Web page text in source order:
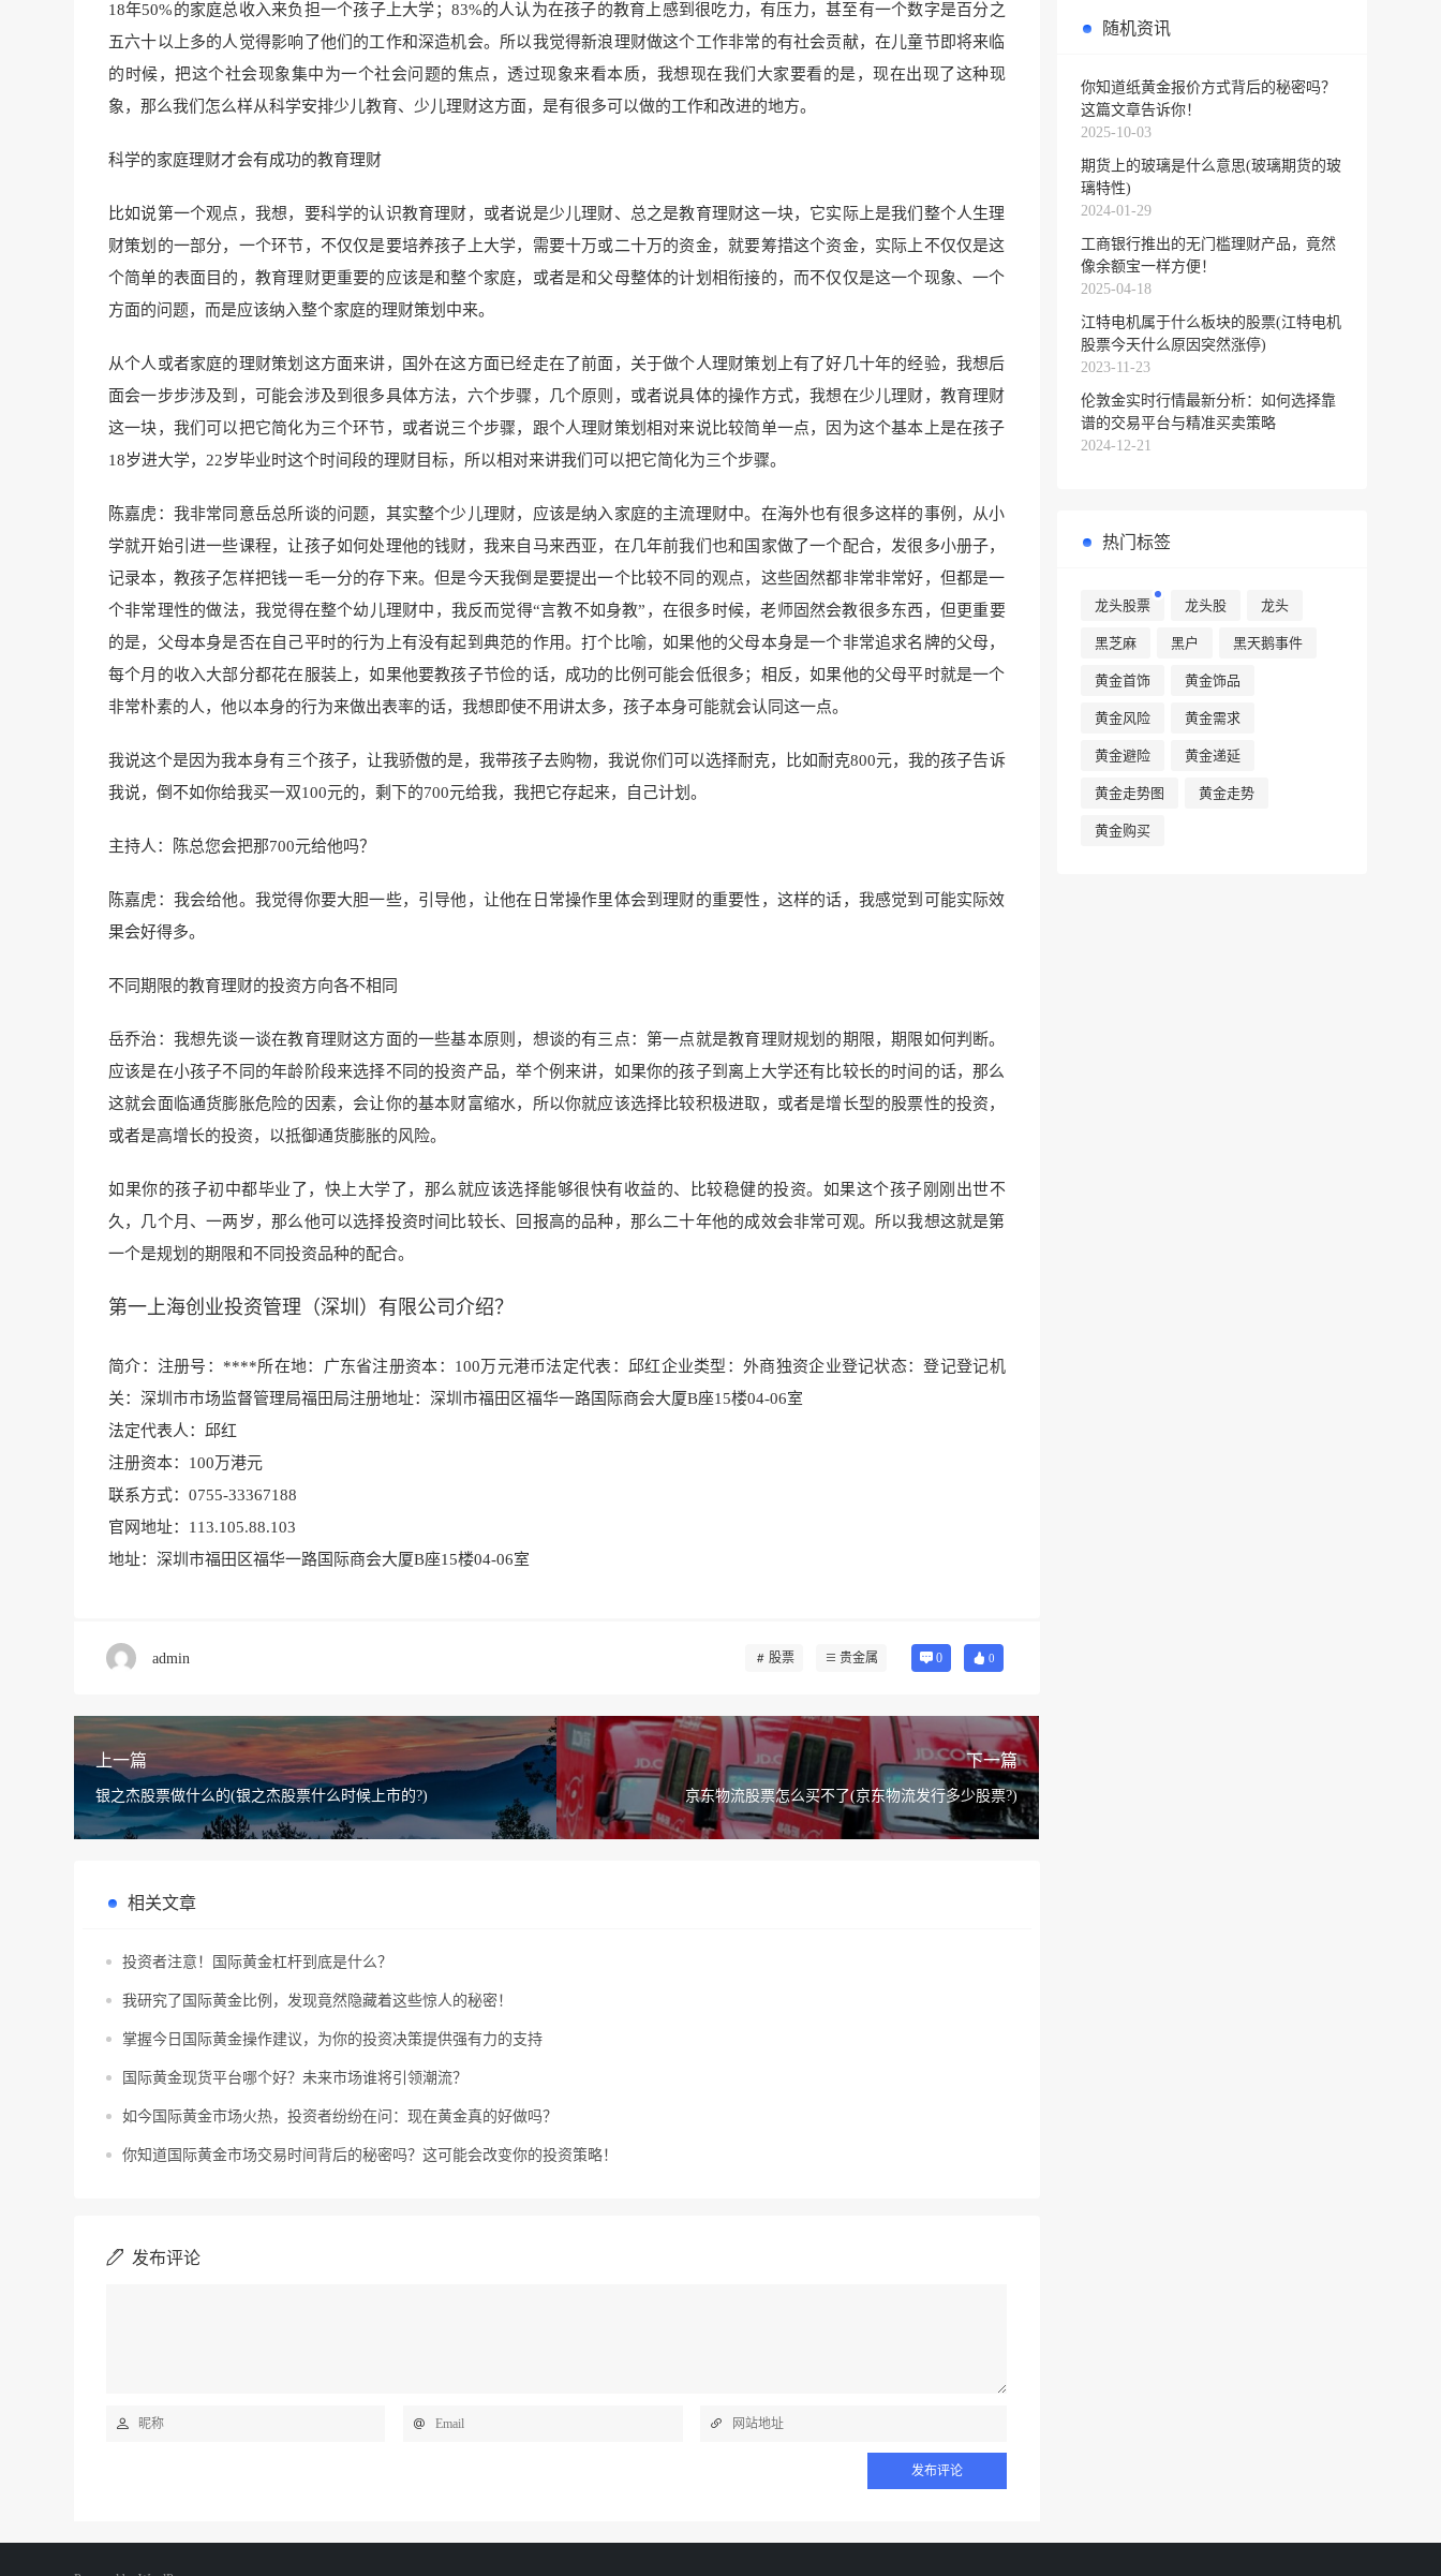
18年50%的家庭总收入来负担一个孩子上大学；83%的人认为在孩子的教育上感到很吃力，有压力，甚至有一个数字是百分之
五六十以上多的人觉得影响了他们的工作和深造机会。所以我觉得新浪理财做这个工作非常的有社会贡献，在儿童节即将来临
的时候，把这个社会现象集中为一个社会问题的焦点，透过现象来看本质，我想现在我们大家要看的是，现在出现了这种现
象，那么我们怎么样从科学安排少儿教育、少儿理财这方面，是有很多可以做的工作和改进的地方。
科学的家庭理财才会有成功的教育理财
比如说第一个观点，我想，要科学的认识教育理财，或者说是少儿理财、总之是教育理财这一块，它实际上是我们整个人生理
财策划的一部分，一个环节，不仅仅是要培养孩子上大学，需要十万或二十万的资金，就要筹措这个资金，实际上不仅仅是这
个简单的表面目的，教育理财更重要的应该是和整个家庭，或者是和父母整体的计划相衔接的，而不仅仅是这一个现象、一个
方面的问题，而是应该纳入整个家庭的理财策划中来。
从个人或者家庭的理财策划这方面来讲，国外在这方面已经走在了前面，关于做个人理财策划上有了好几十年的经验，我想后
面会一步步涉及到，可能会涉及到很多具体方法，六个步骤，几个原则，或者说具体的操作方式，我想在少儿理财，教育理财
这一块，我们可以把它简化为三个环节，或者说三个步骤，跟个人理财策划相对来说比较简单一点，因为这个基本上是在孩子
18岁进大学，22岁毕业时这个时间段的理财目标，所以相对来讲我们可以把它简化为三个步骤。
陈嘉虎：我非常同意岳总所谈的问题，其实整个少儿理财，应该是纳入家庭的主流理财中。在海外也有很多这样的事例，从小
学就开始引进一些课程，让孩子如何处理他的钱财，我来自马来西亚，在几年前我们也和国家做了一个配合，发很多小册子，
记录本，教孩子怎样把钱一毛一分的存下来。但是今天我倒是要提出一个比较不同的观点，这些固然都非常非常好，但都是一
个非常理性的做法，我觉得在整个幼儿理财中，我反而觉得“言教不如身教”，在很多时候，老师固然会教很多东西，但更重要
的是，父母本身是否在自己平时的行为上有没有起到典范的作用。打个比喻，如果他的父母本身是一个非常追求名牌的父母，
每个月的收入大部分都花在服装上，如果他要教孩子节俭的话，成功的比例可能会低很多；相反，如果他的父母平时就是一个
非常朴素的人，他以本身的行为来做出表率的话，我想即使不用讲太多，孩子本身可能就会认同这一点。
我说这个是因为我本身有三个孩子，让我骄傲的是，我带孩子去购物，我说你们可以选择耐克，比如耐克800元，我的孩子告诉
我说，倒不如你给我买一双100元的，剩下的700元给我，我把它存起来，自己计划。
主持人：陈总您会把那700元给他吗？
陈嘉虎：我会给他。我觉得你要大胆一些，引导他，让他在日常操作里体会到理财的重要性，这样的话，我感觉到可能实际效
果会好得多。
不同期限的教育理财的投资方向各不相同
岳乔治：我想先谈一谈在教育理财这方面的一些基本原则，想谈的有三点：第一点就是教育理财规划的期限，期限如何判断。
应该是在小孩子不同的年龄阶段来选择不同的投资产品，举个例来讲，如果你的孩子到离上大学还有比较长的时间的话，那么
这就会面临通货膨胀危险的因素，会让你的基本财富缩水，所以你就应该选择比较积极进取，或者是增长型的股票性的投资，
或者是高增长的投资，以抵御通货膨胀的风险。
如果你的孩子初中都毕业了，快上大学了，那么就应该选择能够很快有收益的、比较稳健的投资。如果这个孩子刚刚出世不
久，几个月、一两岁，那么他可以选择投资时间比较长、回报高的品种，那么二十年他的成效会非常可观。所以我想这就是第
一个是规划的期限和不同投资品种的配合。
第一上海创业投资管理（深圳）有限公司介绍？
简介：注册号：****所在地：广东省注册资本：100万元港币法定代表：邱红企业类型：外商独资企业登记状态：登记登记机
关：深圳市市场监督管理局福田局注册地址：深圳 市福田区福华一路国际商会大厦B座15楼04-06室
法定代表人：邱红
注册资本：100万港元
联系方式：0755-33367188
官 网地址：113.105.88.103
地址：深圳市福田区福华一路国际商会大厦B座15楼04-06室
admin 股票 贵金属 0 0
上一篇
银之杰股票做什么的(银之杰股票什么时候上市的?)
下一篇
京东物流股票怎么买不了(京东物流发行多少股票?)
相关文章
投资者注意！国际黄金杠杆到底是什么？
我研究了国际黄金比例，发现竟然隐藏着这些惊人的秘密！
掌握今日国际黄金操作建议，为你的投资决策提供强有力的支持
国际黄金现货平台哪个好？未来市场谁将引领潮流？
如今国际黄金市场火热，投资者纷纷在问：现在黄金真的好做吗？
你知道国际黄金市场交易时间背后的秘密吗？这可能会改变你的投资策略！
发布评论
随机资讯
你知道纸黄金报价方式背后的秘密吗？
这篇文章告诉你！
2025-10-03
期货上的玻璃是什么意思(玻璃期货的玻
璃特性)
2024-01-29
工商银行推出的无门槛理财产品，竟然
像余额宝一样方便！
2025-04-18
江特电机属于什么板块的股票(江特电机
股票今天什么原因突然涨停)
2023-11-23
伦敦金实时行情最新分析：如何选择靠
谱的交易平台与精准买卖策略
2024-12-21
热门标签
龙头股票 龙头股 龙头
黑芝麻 黑户 黑天鹅事件
黄金首饰 黄金饰品
黄金风险 黄金需求
黄金避险 黄金递延
黄金走势图 黄金走势
黄金购买